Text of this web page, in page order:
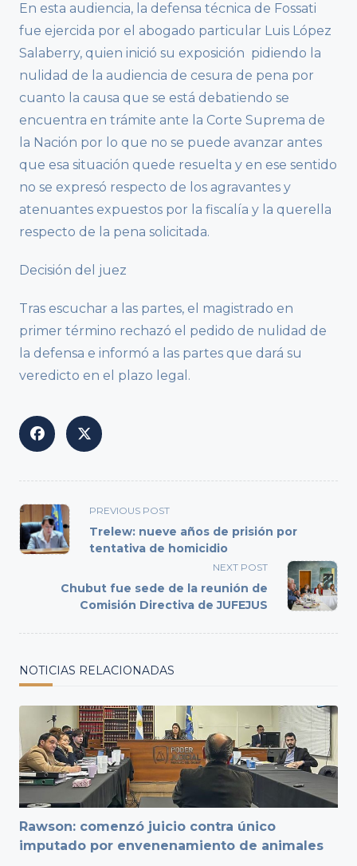
En esta audiencia, la defensa técnica de Fossati
fue ejercida por el abogado particular Luis López
Salaberry, quien inició su exposición pidiendo la
nulidad de la audiencia de cesura de pena por
cuanto la causa que se está debatiendo se
encuentra en trámite ante la Corte Suprema de
la Nación por lo que no se puede avanzar antes
que esa situación quede resuelta y en ese sentido
no se expresó respecto de los agravantes y
atenuantes expuestos por la fiscalía y la querella
respecto de la pena solicitada.
Decisión del juez
Tras escuchar a las partes, el magistrado en
primer término rechazó el pedido de nulidad de
la defensa e informó a las partes que dará su
veredicto en el plazo legal.
<span
class="nav-
subtitle
reader-
text">Page</span>
PREVIOUS POST
Trelew: nueve años de prisión por
tentativa de homicidio
NEXT POST
Chubut fue sede de la reunión de
Comisión Directiva de JUFEJUS
NOTICIAS RELACIONADAS
Rawson: comenzó juicio contra único
imputado por envenenamiento de animales